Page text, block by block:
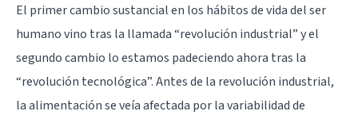
El primer cambio sustancial en los hábitos de vida del ser
humano vino tras la llamada “revolución industrial” y el
segundo cambio lo estamos padeciendo ahora tras la
“revolución tecnológica”. Antes de la revolución industrial,
la alimentación se veía afectada por la variabilidad de